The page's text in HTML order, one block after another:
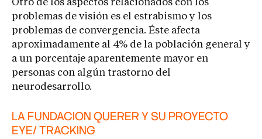
Otro de los aspectos relacionados con los
problemas de visión es el estrabismo y los
problemas de convergencia. Éste afecta
aproximadamente al 4% de la población general y
a un porcentaje aparentemente mayor en
personas con algún trastorno del
neurodesarrollo.
LA FUNDACION QUERER Y SU PROYECTO
EYE/ TRACKING